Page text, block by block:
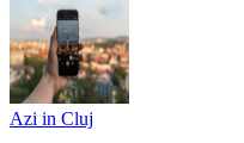
Azi in Cluj